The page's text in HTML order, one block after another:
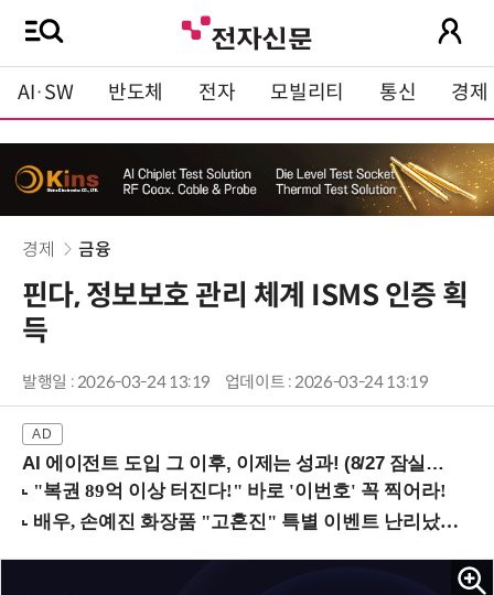
AI·SW 반도체 전자 모빌리티 통신 경제
경제 금융
핀다, 정보보호 관리 체계 ISMS 인증 획
득
발행일 : 2026-03-24 13:19 업데이트 : 2026-03-24 13:19
AI 에이전트 도입 그 이후, 이제는 성과! (8/27 잠실역)